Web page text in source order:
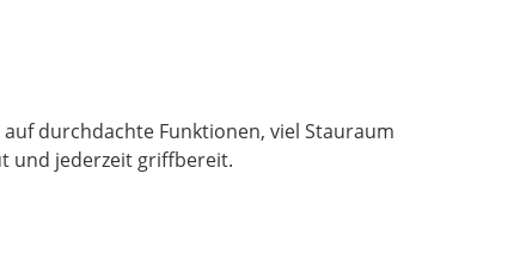
durchdachte Funktionen, viel Stauraum
und jederzeit griffbereit.